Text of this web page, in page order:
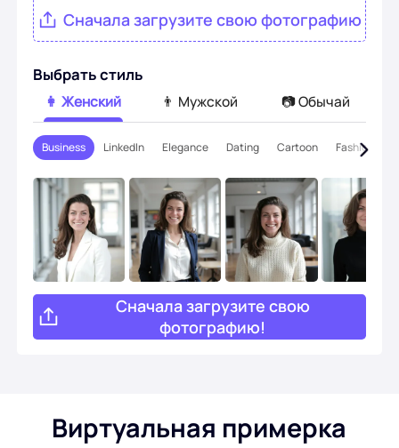
Создатель фотографий на паспорт
Прическа ИИ
Фотографии уборки
Восстановить старое фото
Раскрасить фото
Бесплатный компрессор изображений
Инструменты электронной коммерции
Сначала загрузите свою фотографию
Выбрать стиль
👩 Женский 👨 Мужской 📷 Обычай
Business LinkedIn Elegance Dating Cartoon Fashion
Сначала загрузите свою
фотографию!
Виртуальная примерка